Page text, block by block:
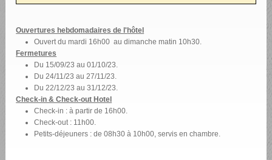
Ouvertures hebdomadaires de l'hôtel
Ouvert du mardi 16h00 au dimanche matin 10h30.
Fermetures
Du 15/09/23 au 01/10/23.
Du 24/11/23 au 27/11/23.
Du 22/12/23 au 31/12/23.
Check-in & Check-out Hotel
Check-in : à partir de 16h00.
Check-out : 11h00.
Petits-déjeuners : de 08h30 à 10h00, servis en chambre.